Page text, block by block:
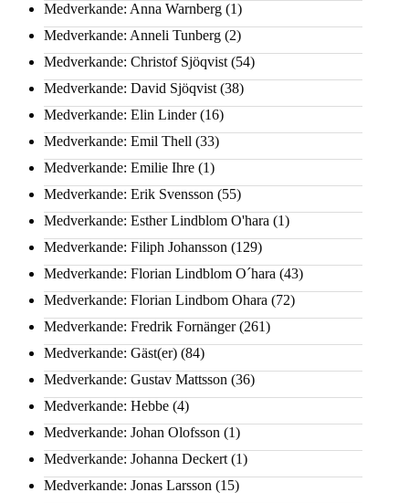
Medverkande: Anna Warnberg (1)
Medverkande: Anneli Tunberg (2)
Medverkande: Christof Sjöqvist (54)
Medverkande: David Sjöqvist (38)
Medverkande: Elin Linder(16)
Medverkande: Emil Thell (33)
Medverkande: Emilie Ihre (1)
Medverkande: Erik Svensson (55)
Medverkande: Esther Lindblom O'hara (1)
Medverkande: Filiph Johansson (129)
Medverkande: Florian Lindblom O´hara (43)
Medverkande: Florian Lindbom Ohara (72)
Medverkande: Fredrik Fornänger(261)
Medverkande: Gäst(er) (84)
Medverkande: Gustav Mattsson (36)
Medverkande: Hebbe (4)
Medverkande: Johan Olofsson (1)
Medverkande: Johanna Deckert (1)
Medverkande: Jonas Larsson (15)